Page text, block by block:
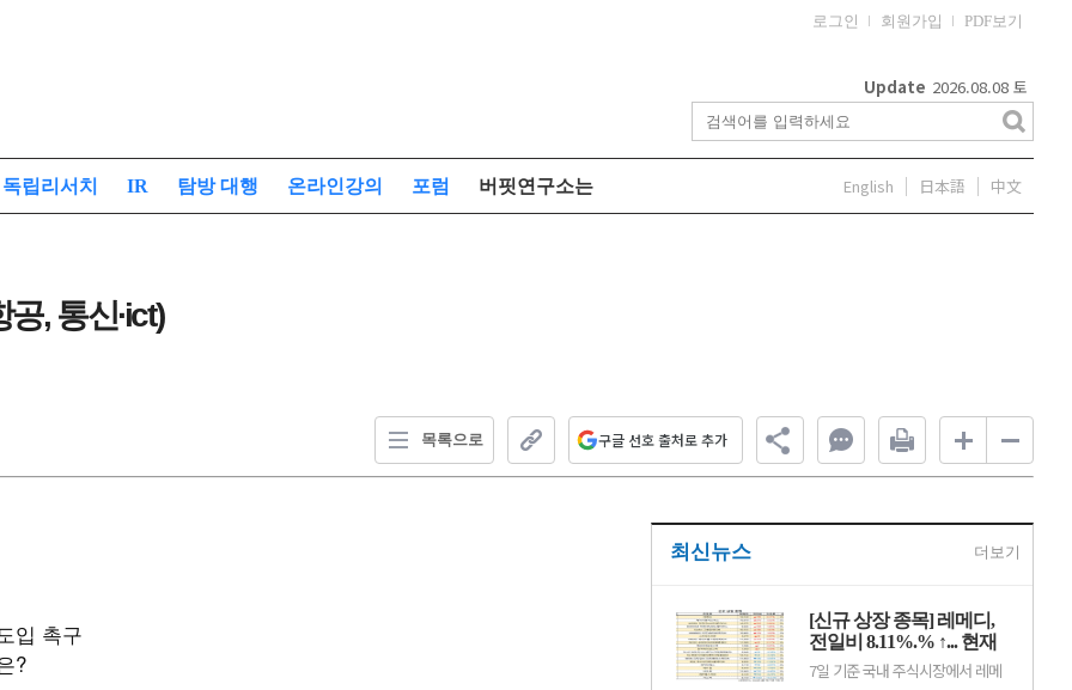
로그인 회원가입 PDF보기
Update 2026.08.08 토
독립리서치 IR 탐방 대행 온라인강의 포럼 버핏연구소는 English 日本語 中文
, 통신∙ict)
목록으로 구글 선호 출처로 추가
입 촉구
?
최신뉴스 더보기
[신규 상장 종목] 레메디,
전일비 8.11%.% ↑... 현재
가 1만530원
7일 기준 국내 주식시장에서 레메